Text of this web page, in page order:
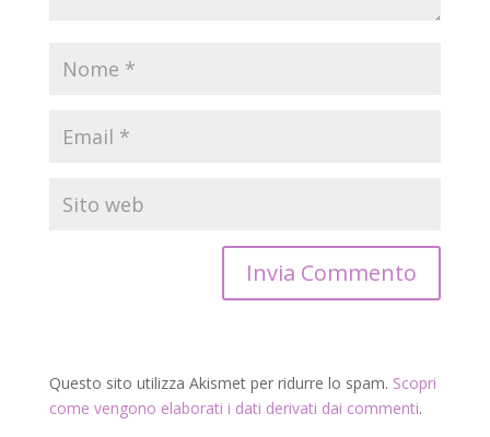
Questo sito utilizza Akismet per ridurre lo spam. Scopri
come vengono elaborati i dati derivati dai commenti.